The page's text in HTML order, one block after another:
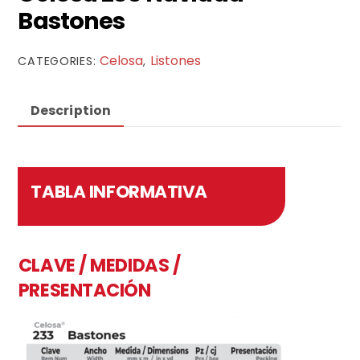
Bastones
CATEGORIES:Celosa, Listones
Description
TABLA INFORMATIVA
CLAVE / MEDIDAS /
PRESENTACIÓN